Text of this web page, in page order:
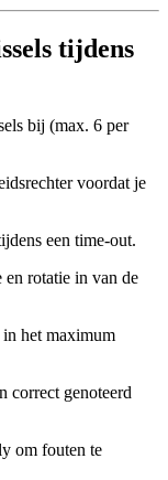
tijdens
bij (max. 6 per
voordat je
een time-out.
en rotatie in van de
het maximum
correct genoteerd
om fouten te